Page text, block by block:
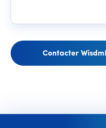
Contacter